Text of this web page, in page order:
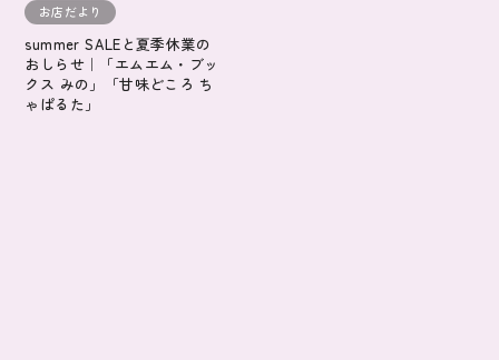
お店だより
summer SALEと夏季休業の
おしらせ｜「エムエム・ブッ
クス みの」「甘味どころ ち
ゃぱるた」